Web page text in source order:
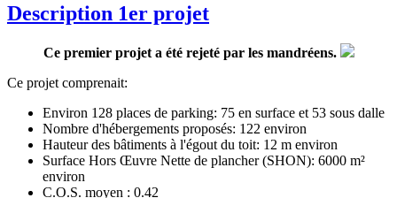
Description 1er projet
Ce premier projet a été rejeté par les mandréens.
Ce projet comprenait:
Environ 128 places de parking: 75 en surface et 53 sous dalle
Nombre d'hébergements proposés: 122 environ
Hauteur des bâtiments à l'égout du toit: 12 m environ
Surface Hors Œuvre Nette de plancher (SHON): 6000 m²
environ
C.O.S. moyen : 0.42